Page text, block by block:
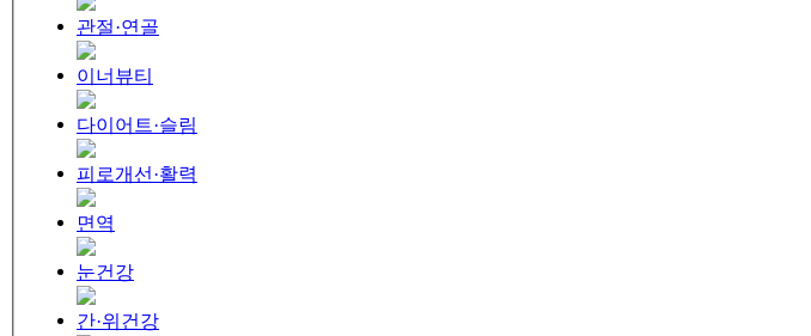
관절·연골
이너뷰티
다이어트·슬림
피로개선·활력
면역
눈건강
간·위건강